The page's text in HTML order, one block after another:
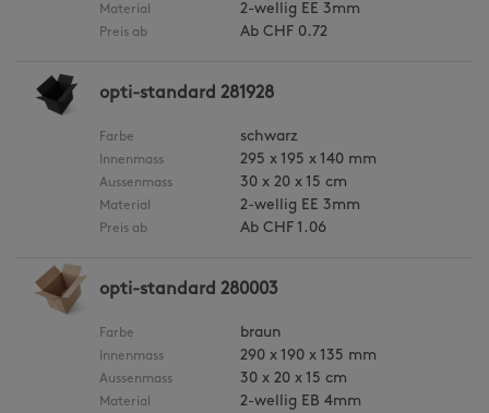
Material 2-wellig EE 3mm
Preis ab Ab CHF 0.72
opti-standard 281928
Farbe schwarz
Innenmass 295 x 195 x 140 mm
Aussenmass 30 x 20 x 15 cm
Material 2-wellig EE 3mm
Preis ab Ab CHF 1.06
opti-standard 280003
Farbe braun
Innenmass 290 x 190 x 135 mm
Aussenmass 30 x 20 x 15 cm
Material 2-wellig EB 4mm